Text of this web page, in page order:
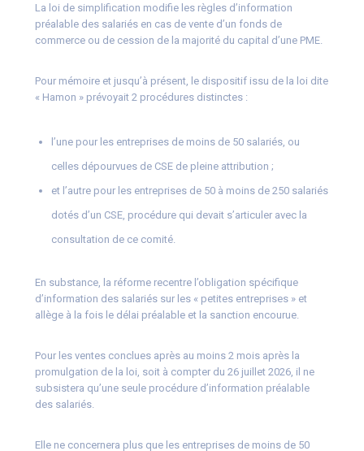
La loi de simplification modifie les règles d’information
préalable des salariés en cas de vente d’un fonds de
commerce ou de cession de la majorité du capital d’une PME.
Pour mémoire et jusqu’à présent, le dispositif issu de la loi dite
« Hamon » prévoyait 2 procédures distinctes :
l’une pour les entreprises de moins de 50 salariés, ou
celles dépourvues de CSE de pleine attribution ;
et l’autre pour les entreprises de 50 à moins de 250 salariés
dotés d’un CSE, procédure qui devait s’articuler avec la
consultation de ce comité.
En substance, la réforme recentre l’obligation spécifique
d’information des salariés sur les « petites entreprises » et
allège à la fois le délai préalable et la sanction encourue.
Pour les ventes conclues après au moins 2 mois après la
promulgation de la loi, soit à compter du 26 juillet 2026, il ne
subsistera qu’une seule procédure d’information préalable
des salariés.
Elle ne concernera plus que les entreprises de moins de 50